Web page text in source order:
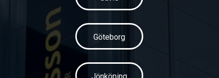
Göteborg